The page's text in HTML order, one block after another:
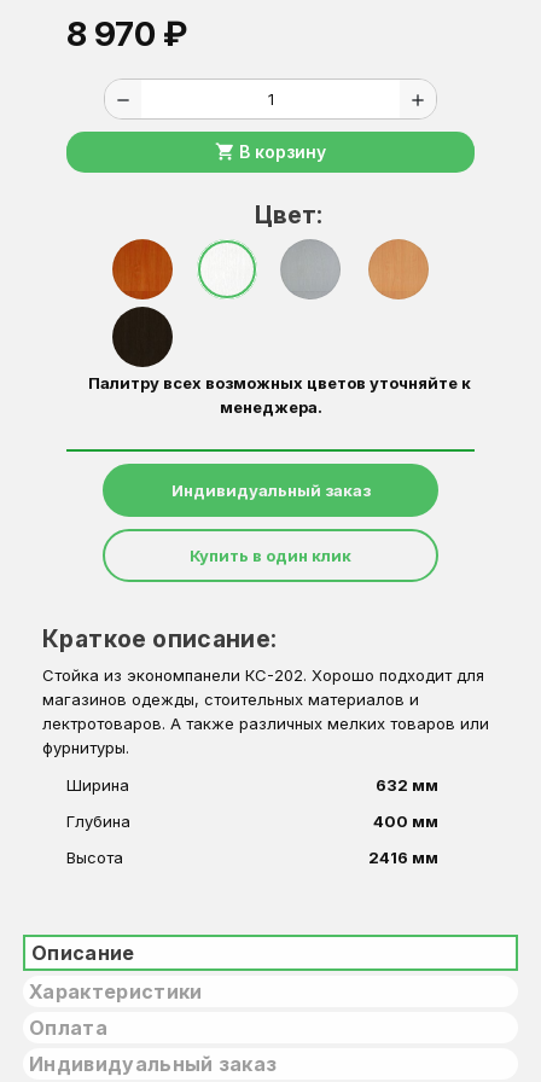
8 970 ₽
remove add
shopping_cart В корзину
Цвет:
Палитру всех возможных цветов уточняйте к
менеджера.
Индивидуальный заказ
Купить в один клик
Краткое описание:
Стойка из экономпанели КС-202. Хорошо подходит для
магазинов одежды, стоительных материалов и
лектротоваров. А также различных мелких товаров или
фурнитуры.
Ширина
632 мм
Глубина
400 мм
Высота
2416 мм
Описание
Характеристики
Оплата
Индивидуальный заказ